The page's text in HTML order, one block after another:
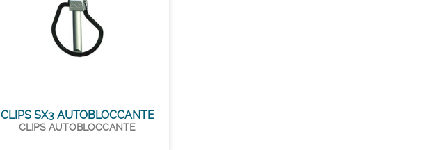
CLIPS SX3 AUTOBLOCCANTE
CLIPS AUTOBLOCCANTE